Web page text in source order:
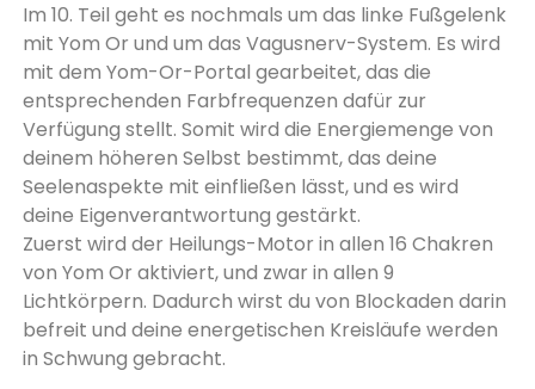
Im 10. Teil geht es nochmals um das linke Fußgelenk
mit Yom Or und um das Vagusnerv-System. Es wird
mit dem Yom-Or-Portal gearbeitet, das die
entsprechenden Farbfrequenzen dafür zur
Verfügung stellt. Somit wird die Energiemenge von
deinem höheren Selbst bestimmt, das deine
Seelenaspekte mit einfließen lässt, und es wird
deine Eigenverantwortung gestärkt.
Zuerst wird der Heilungs-Motor in allen 16 Chakren
von Yom Or aktiviert, und zwar in allen 9
Lichtkörpern. Dadurch wirst du von Blockaden darin
befreit und deine energetischen Kreisläufe werden
in Schwung gebracht.